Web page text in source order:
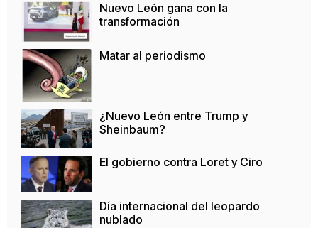
Nuevo León gana con la
transformación
Matar al periodismo
¿Nuevo León entre Trump y
Sheinbaum?
El gobierno contra Loret y Ciro
Día internacional del leopardo
nublado